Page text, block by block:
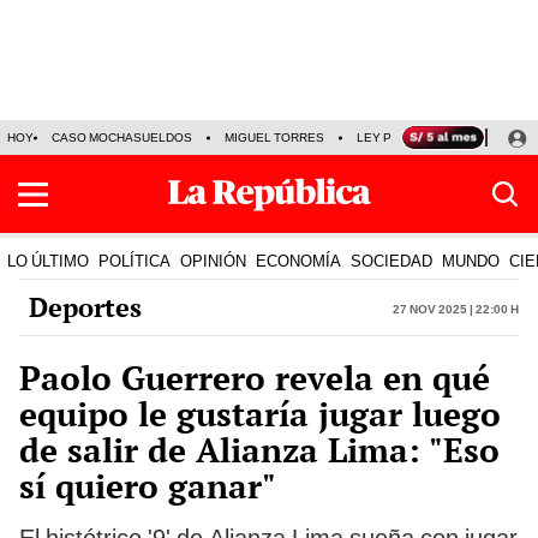
HOY CASO MOCHASUELDOS MIGUEL TORRES LEY PULPÍN PRECIO DEL
LO ÚLTIMO POLÍTICA OPINIÓN ECONOMÍA SOCIEDAD MUNDO
Deportes 27 Nov 2025 | 22:00 h
Paolo Guerrero revela en qué
equipo le gustaría jugar luego
de salir de Alianza Lima: "Eso
sí quiero ganar"